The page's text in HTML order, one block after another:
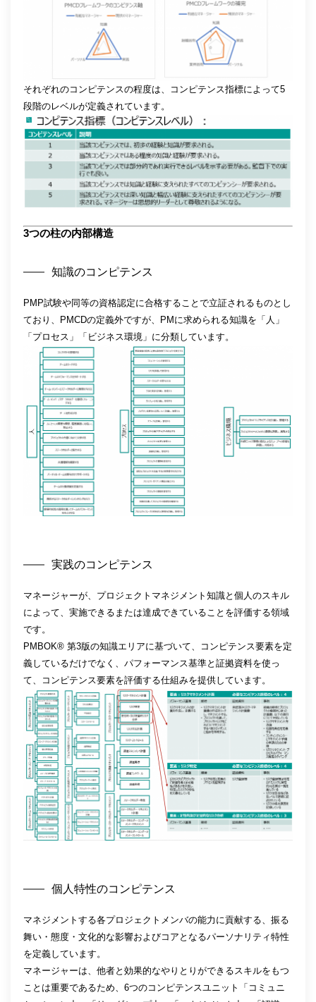
それぞれのコンピテンスの程度は、コンピテンス指標によって5
段階のレベルが定義されています。
3つの柱の内部構造
知識のコンピテンス
PMP試験や同等の資格認定に合格することで立証されるものとし
ており、PMCDの定義外ですが、PMに求められる知識を「人」
「プロセス」「ビジネス環境」に分類しています。
実践のコンピテンス
マネージャーが、プロジェクトマネジメント知識と個人のスキル
によって、実施できるまたは達成できていることを評価する領域
です。
PMBOK® 第3版の知識エリアに基づいて、コンピテンス要素を定
義しているだけでなく、パフォーマンス基準と証拠資料を使っ
て、コンピテンス要素を評価する仕組みを提供しています。
個人特性のコンピテンス
マネジメントする各プロジェクトメンバの能力に貢献する、振る
舞い・態度・文化的な影響およびコアとなるパーソナリティ特性
を定義しています。
マネージャーは、他者と効果的なやりとりができるスキルをもつ
ことは重要であるため、6つのコンピテンスユニット「コミュニ